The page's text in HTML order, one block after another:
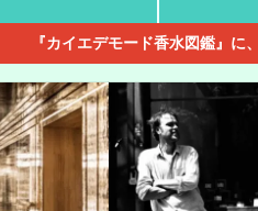
『カイエデモード香水図鑑』